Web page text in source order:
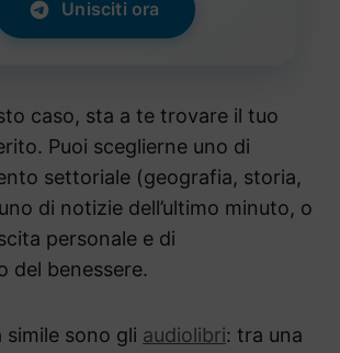
Unisciti ora
caso, sta a te trovare il tuo
Puoi sceglierne uno di
settoriale (geografia, storia,
di notizie dell’ultimo minuto, o
personale e di
del benessere.
simile sono gli audiolibri: tra una